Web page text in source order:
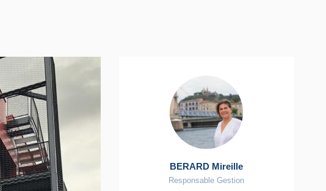
BERARD Mireille
Responsable Gestion